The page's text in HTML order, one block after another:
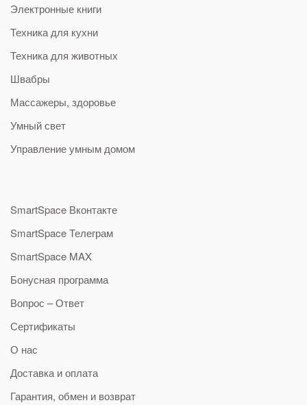
Электронные книги
Техника для кухни
Техника для животных
Швабры
Массажеры, здоровье
Умный свет
Управление умным домом
SmartSpace Вконтакте
SmartSpace Телеграм
SmartSpace MAX
Бонусная программа
Вопрос – Ответ
Сертификаты
О нас
Доставка и оплата
Гарантия, обмен и возврат